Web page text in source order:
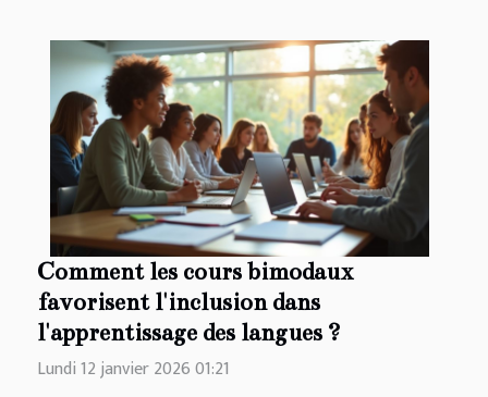
Comment les cours bimodaux
favorisent l'inclusion dans
l'apprentissage des langues ?
Lundi 12 janvier 2026 01:21